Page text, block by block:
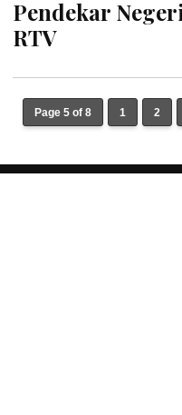
Pendekar
RTV
Page 5 of 8 1 2